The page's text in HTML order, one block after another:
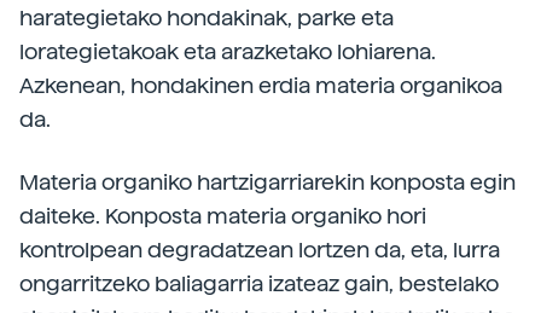
harategietako hondakinak, parke eta
lorategietakoak eta arazketako lohiarena.
Azkenean, hondakinen erdia materia organikoa
da.
Materia organiko hartzigarriarekin konposta egin
daiteke. Konposta materia organiko hori
kontrolpean degradatzean lortzen da, eta, lurra
ongarritzeko baliagarria izateaz gain, bestelako